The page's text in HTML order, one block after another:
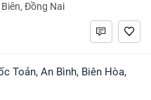
Đồng Nai